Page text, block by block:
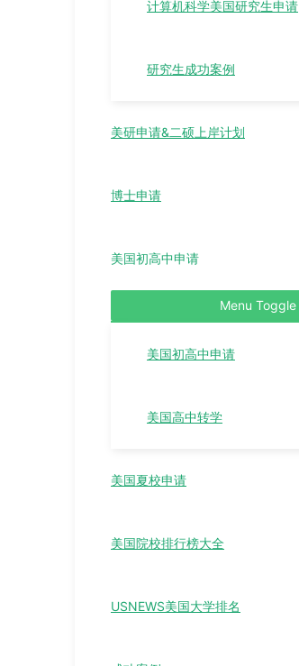
计算机科学美国研究生申请
研究生成功案例
美研申请&二硕上岸计划
博士申请
美国初高中申请
Menu Toggle
美国初高中申请
美国高中转学
美国夏校申请
美国院校排行榜大全
USNEWS美国大学排名